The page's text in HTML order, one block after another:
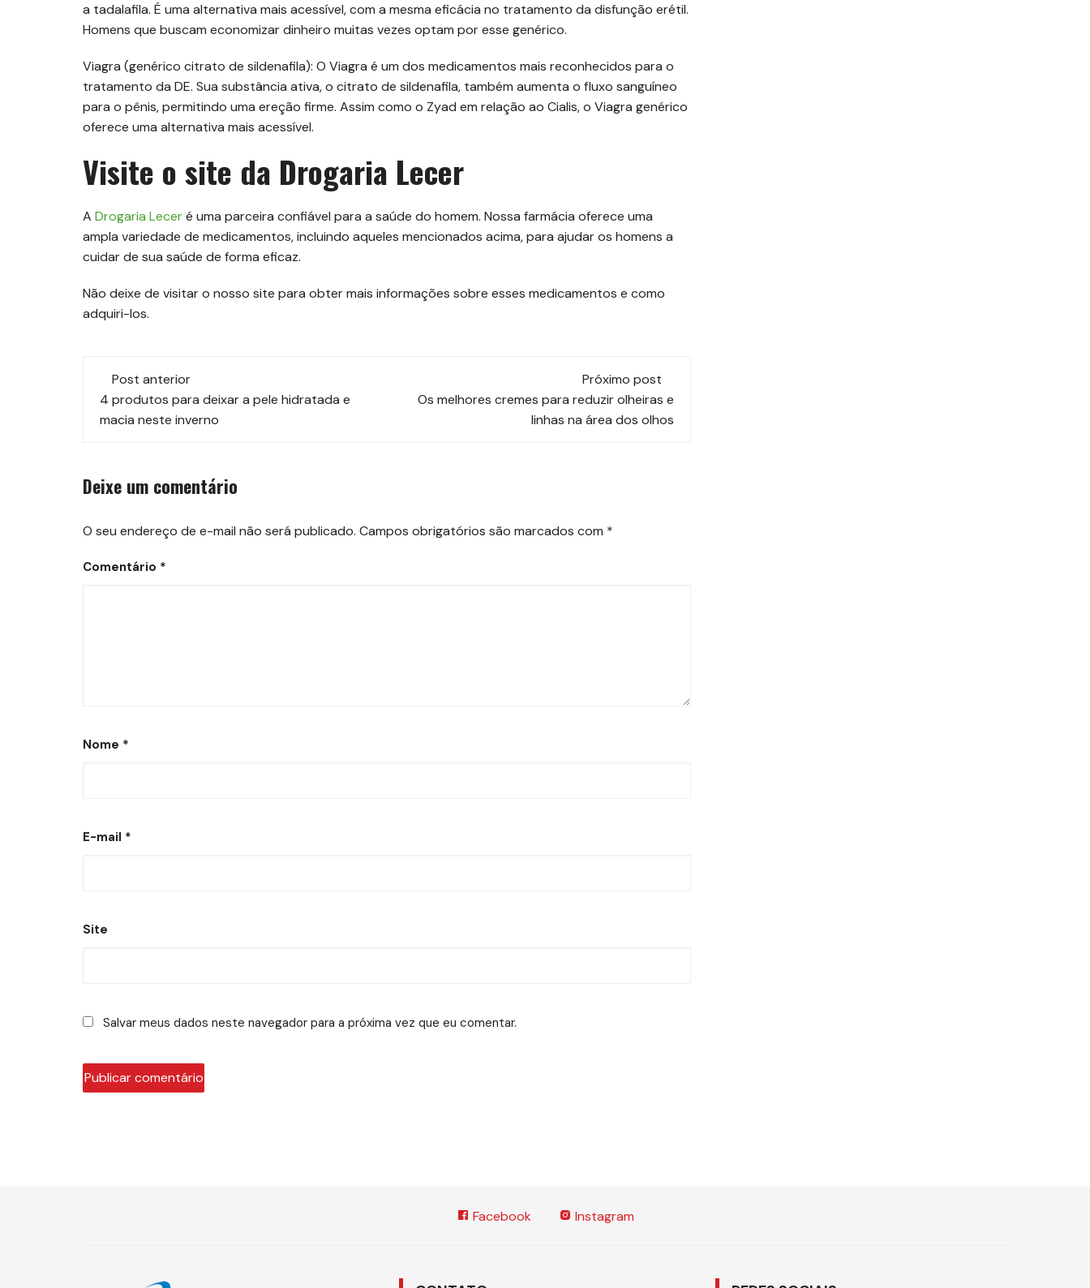
a tadalafila. É uma alternativa mais acessível, com a mesma eficácia no tratamento da disfunção erétil.
Homens que buscam economizar dinheiro muitas vezes optam por esse genérico.
Viagra (genérico citrato de sildenafila): O Viagra é um dos medicamentos mais reconhecidos para o
tratamento da DE. Sua substância ativa, o citrato de sildenafila, também aumenta o fluxo sanguíneo
para o pênis, permitindo uma ereção firme. Assim como o Zyad em relação ao Cialis, o Viagra genérico
oferece uma alternativa mais acessível.
Visite o site da Drogaria Lecer
A Drogaria Leceré uma parceira confiável para a saúde do homem. Nossa farmácia oferece uma
ampla variedade de medicamentos, incluindo aqueles mencionados acima, para ajudar os homens a
cuidar de sua saúde de forma eficaz.
Não deixe de visitar o nosso site para obter mais informações sobre esses medicamentos e como
adquiri-los.
Navegação
de
Post anterior
4 produtos para deixar a pele hidratada e
macia neste inverno
Próximo post
Os melhores cremes para reduzir olheiras e
linhas na área dos olhos
Deixe um comentário
O seu endereço de e-mail não será publicado. Campos obrigatórios são marcados com *
Comentário *
Nome *
E-mail *
Site
Salvar meus dados neste navegador para a próxima vez que eu comentar.
Facebook Instagram